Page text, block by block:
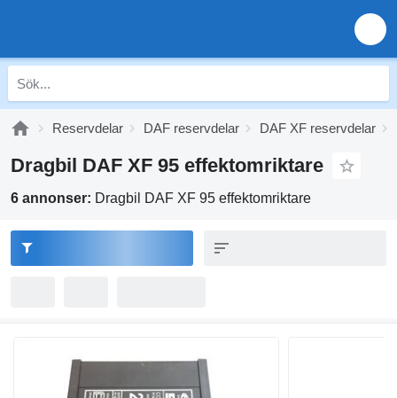
Reservdelar DAF reservdelar DAF XF reservdelar
Dragbil DAF XF 95 effektomriktare
6 annonser: Dragbil DAF XF 95 effektomriktare